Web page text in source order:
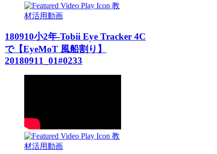
教
材活用動画
180910小2年-Tobii Eye Tracker 4C
で【EyeMoT 風船割り】
20180911_01#0233
教
材活用動画